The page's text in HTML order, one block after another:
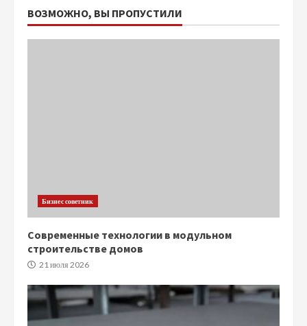
ВОЗМОЖНО, ВЫ ПРОПУСТИЛИ
Бизнес советник
Современные технологии в модульном
строительстве домов
21 июля 2026